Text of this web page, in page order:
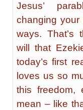
Jesus’
changing
ways. That’s
will that
today’s first
loves us so
this freedom,
mean – like